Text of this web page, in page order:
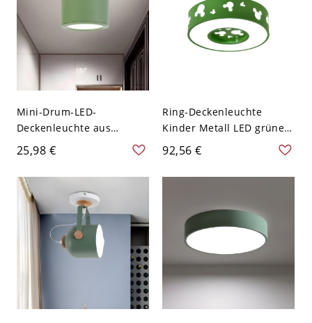
Mini-Drum-LED-
Deckenleuchte aus
nordischem Metall in
Grün-Holz-Optik mit
weißem Licht für den
Eingangsbereich
25,98 €
Ring-Deckenleuchte
Kinder Metall LED grüne
Deckenleuchte mit
Mausmuster in Weißlicht,
40 cm B
92,56 €